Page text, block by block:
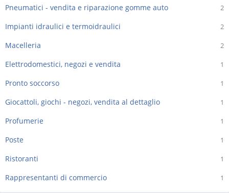
2
Pneumatici - vendita e riparazione gomme auto
2
Impianti idraulici e termoidraulici
2
Macelleria
1
Elettrodomestici, negozi e vendita
1
Pronto soccorso
1
Giocattoli, giochi - negozi, vendita al dettaglio
1
Profumerie
1
Poste
1
Ristoranti
1
Rappresentanti di commercio